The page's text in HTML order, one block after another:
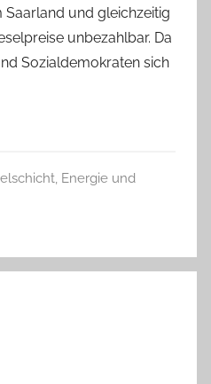
Saarland und gleichzeitig
unbezahlbar. Da
Sozialdemokraten sich
, Energie und